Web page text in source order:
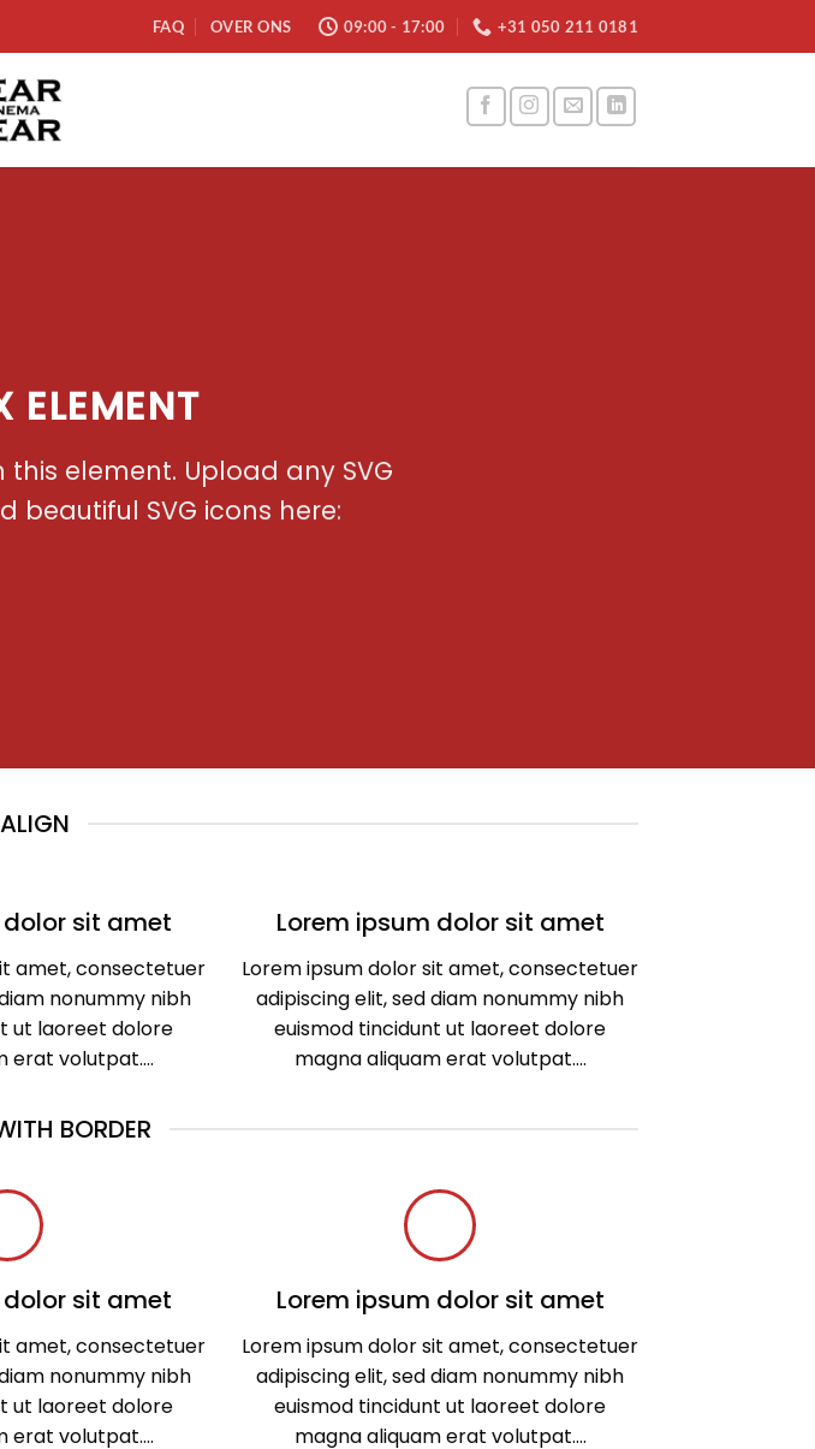
FAQ OVER ONS 09:00 - 17:00 +31 050 211 0181
ELEMENT
element. Upload any SVG
beautiful SVG icons here:
sit amet
amet, consectetuer
nonummy nibh
ut laoreet dolore
erat volutpat….
Lorem ipsum dolor sit amet
Lorem ipsum dolor sit amet, consectetuer
adipiscing elit, sed diam nonummy nibh
euismod tincidunt ut laoreet dolore
magna aliquam erat volutpat….
BORDER
sit amet
amet, consectetuer
nonummy nibh
ut laoreet dolore
erat volutpat….
Lorem ipsum dolor sit amet
Lorem ipsum dolor sit amet, consectetuer
adipiscing elit, sed diam nonummy nibh
euismod tincidunt ut laoreet dolore
magna aliquam erat volutpat….